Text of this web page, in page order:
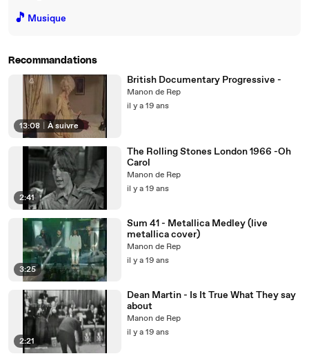
🎵 Musique
Recommandations
13:08 À suivre
British Documentary Progressive -
Manon de Rep
il y a 19 ans
2:41
The Rolling Stones London 1966 -Oh
Carol
Manon de Rep
il y a 19 ans
3:25
Sum 41 - Metallica Medley (live
metallica cover)
Manon de Rep
il y a 19 ans
2:21
Dean Martin - Is It True What They say
about
Manon de Rep
il y a 19 ans